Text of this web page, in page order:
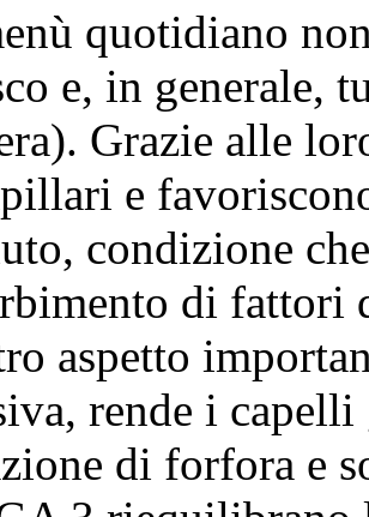
quotidiano
e, in generale,
Grazie alle
e
condizione
di fattori
aspetto
rende i
di forfora e